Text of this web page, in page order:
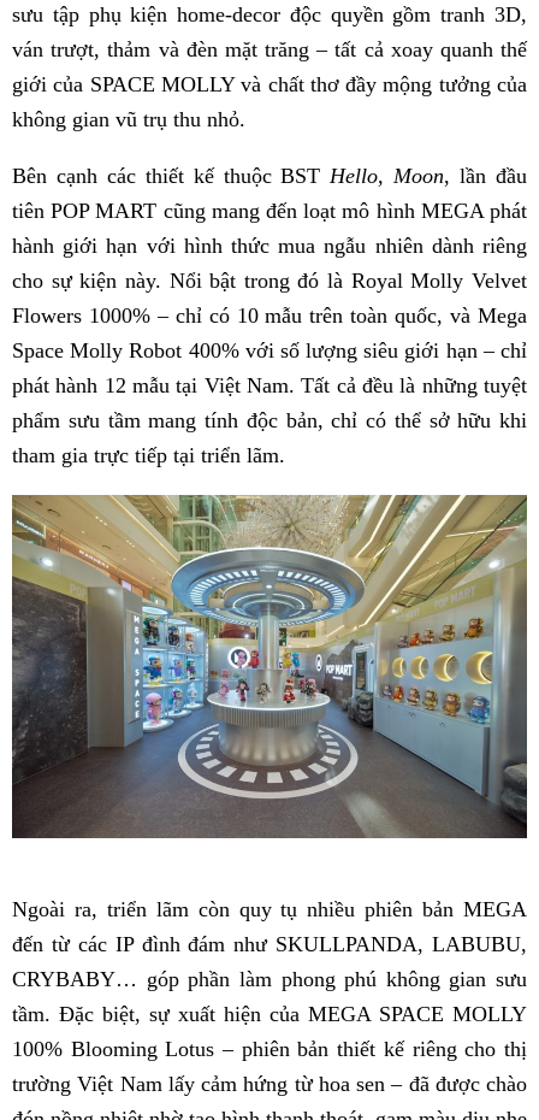
sưu tập phụ kiện home-decor độc quyền gồm tranh 3D,
ván trượt, thảm và đèn mặt trăng – tất cả xoay quanh thế
giới của SPACE MOLLY và chất thơ đầy mộng tưởng của
không gian vũ trụ thu nhỏ.
Bên cạnh các thiết kế thuộc BST Hello, Moon, lần đầu
tiên POP MART cũng mang đến loạt mô hình MEGA phát
hành giới hạn với hình thức mua ngẫu nhiên dành riêng
cho sự kiện này. Nổi bật trong đó là Royal Molly Velvet
Flowers 1000% – chỉ có 10 mẫu trên toàn quốc, và Mega
Space Molly Robot 400% với số lượng siêu giới hạn – chỉ
phát hành 12 mẫu tại Việt Nam. Tất cả đều là những tuyệt
phẩm sưu tầm mang tính độc bản, chỉ có thể sở hữu khi
tham gia trực tiếp tại triển lãm.
Ngoài ra, triển lãm còn quy tụ nhiều phiên bản MEGA
đến từ các IP đình đám như SKULLPANDA, LABUBU,
CRYBABY… góp phần làm phong phú không gian sưu
tầm. Đặc biệt, sự xuất hiện của MEGA SPACE MOLLY
100% Blooming Lotus – phiên bản thiết kế riêng cho thị
trường Việt Nam lấy cảm hứng từ hoa sen – đã được chào